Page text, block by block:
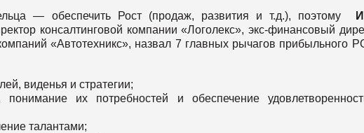
— обеспечить Рост (продаж, развития и т.д.), поэтому
консалтинговой компании «Логолекс», экс-финансовый
«Автотехникс», назвал 7 главных рычагов прибыльного
виденья и стратегии;
понимание их потребностей и обеспечение
талантами;